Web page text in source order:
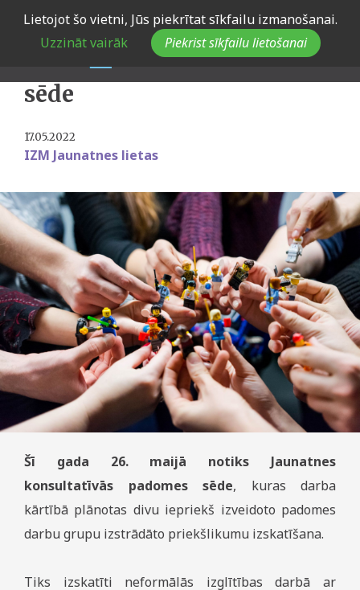
Lietojot šo vietni, Jūs piekrītat sīkfailu izmanošanai.
Uzzināt vairāk
Piekrist sīkfailu lietošanai
17.05.2022
IZM Jaunatnes lietas
Notiks Jaunatnes
konsultatīvās padomes
sēde
Šī gada 26. maijā notiks Jaunatnes
konsultatīvās padomes sēde, kuras darba
kārtībā plānotas divu iepriekš izveidoto padomes
darbu grupu izstrādāto priekšlikumu izskatīšana.
Tiks izskatīti neformālās izglītības darbā ar